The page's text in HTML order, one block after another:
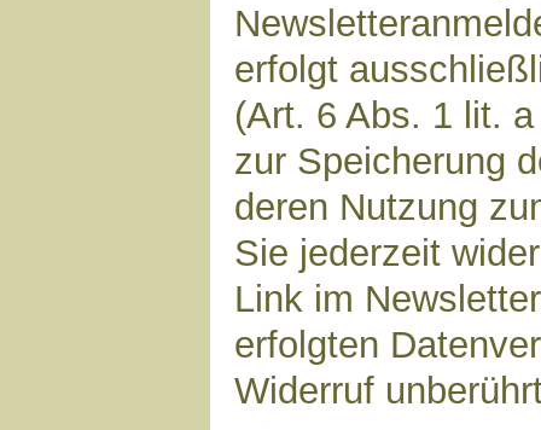
erfolgt
(Art. 6 Abs. 1 lit.
zur Speicherung
deren Nutzung
Sie jederzeit
Link im
erfolgten
Widerruf